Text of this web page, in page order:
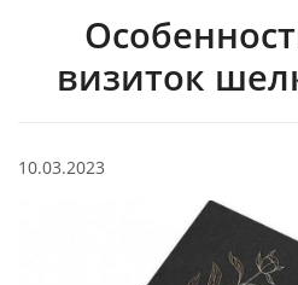
визиток
10.03.2023